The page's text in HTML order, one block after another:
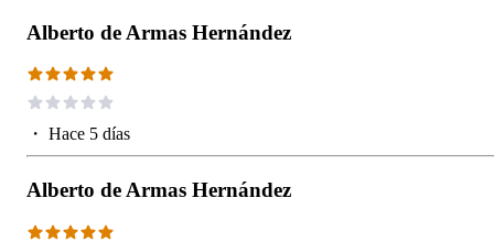
Alberto de Armas Hernández
・ Hace 5 días
Alberto de Armas Hernández